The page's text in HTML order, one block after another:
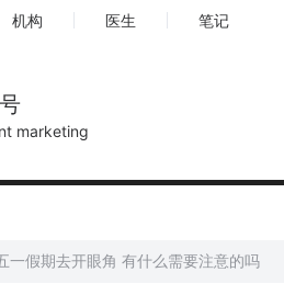
机构 医生 笔记
marketing
一假期去开眼角 有什么需要注意的吗